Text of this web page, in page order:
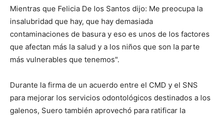
Mientras que Felicia De los Santos dijo: Me preocupa la
insalubridad que hay, que hay demasiada
contaminaciones de basura y eso es unos de los factores
que afectan más la salud y a los niños que son la parte
más vulnerables que tenemos".
Durante la firma de un acuerdo entre el CMD y el SNS
para mejorar los servicios odontológicos destinados a los
galenos, Suero también aprovechó para ratificar la